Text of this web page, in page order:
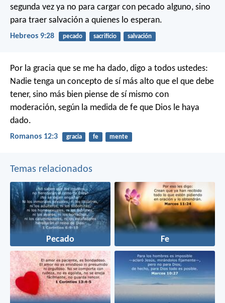
segunda vez ya no para cargar con pecado alguno, sino
para traer salvación a quienes lo esperan.
Hebreos 9:28 pecado sacrificio salvación
Por la gracia que se me ha dado, digo a todos ustedes:
Nadie tenga un concepto de sí más alto que el que debe
tener, sino más bien piense de sí mismo con
moderación, según la medida de fe que Dios le haya
dado.
Romanos 12:3 gracia fe mente
Temas relacionados
Pecado Fe